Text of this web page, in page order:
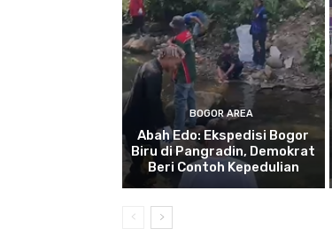
BOGOR AREA
Abah Edo: Ekspedisi Bogor
Biru di Pangradin, Demokrat
Beri Contoh Kepedulian